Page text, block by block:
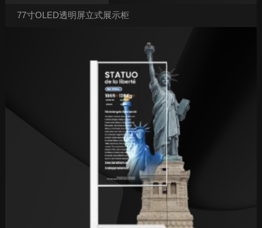
77寸OLED透明屏立式展示柜